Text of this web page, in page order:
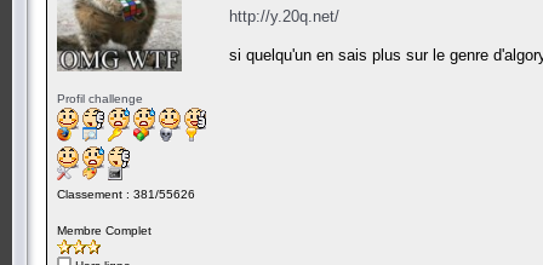
Profil challenge
Classement : 381/55626
Membre Complet
http://y.20q.net/
si quelqu'un en sais plus sur le genre